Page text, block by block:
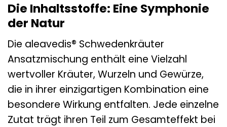
Die Inhaltsstoffe: Eine Symphonie
der Natur
Die aleavedis® Schwedenkräuter
Ansatzmischung enthält eine Vielzahl
wertvoller Kräuter, Wurzeln und Gewürze,
die in ihrer einzigartigen Kombination eine
besondere Wirkung entfalten. Jede einzelne
Zutat trägt ihren Teil zum Gesamteffekt bei